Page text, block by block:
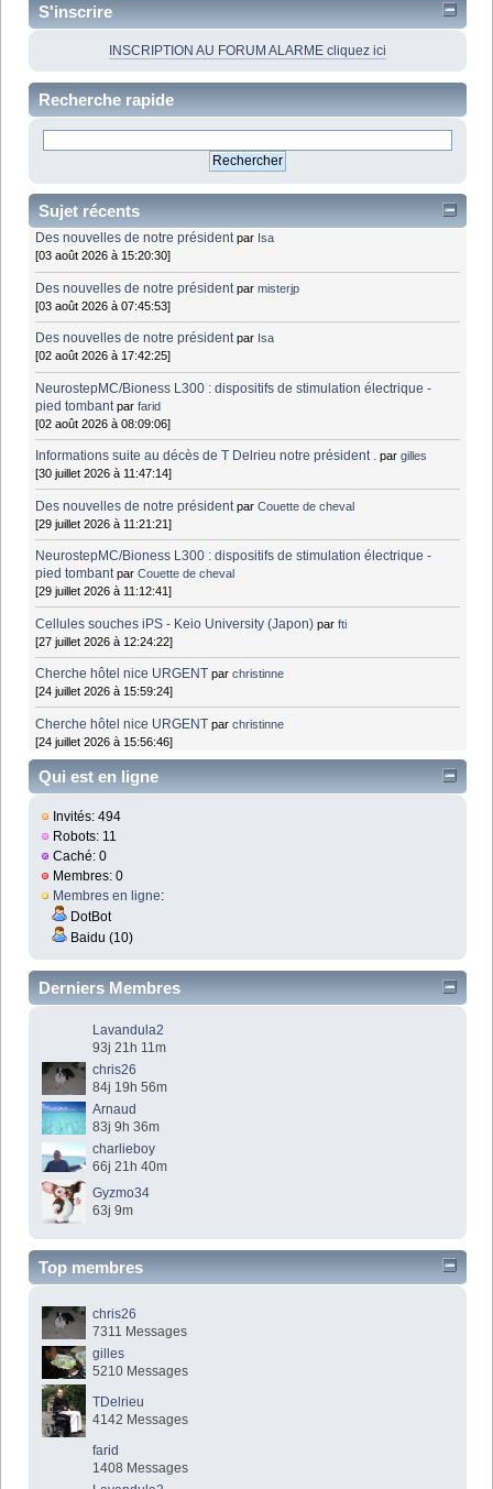
S'inscrire
INSCRIPTION AU FORUM ALARME cliquez ici
Recherche rapide
Sujet récents
Des nouvelles de notre président par Isa
[03 août 2026 à 15:20:30]
Des nouvelles de notre président parmisterjp
[03 août 2026 à 07:45:53]
Des nouvelles de notre président par Isa
[02 août 2026 à 17:42:25]
NeurostepMC/Bioness L300 : dispositifs de stimulation électrique -
pied tombant parfarid
[02 août 2026 à 08:09:06]
Informations suite au décès de T Delrieu notre président . pargilles
[30 juillet 2026 à 11:47:14]
Des nouvelles de notre président parCouette de cheval
[29 juillet 2026 à 11:21:21]
NeurostepMC/Bioness L300 : dispositifs de stimulation électrique -
pied tombant parCouette de cheval
[29 juillet 2026 à 11:12:41]
Cellules souches iPS - Keio University (Japon) parfti
[27 juillet 2026 à 12:24:22]
Cherche hôtel nice URGENT parchristinne
[24 juillet 2026 à 15:59:24]
Cherche hôtel nice URGENT parchristinne
[24 juillet 2026 à 15:56:46]
Qui est en ligne
Invités: 494
Robots: 11
Caché: 0
Membres: 0
Membres en ligne:
DotBot
Baidu (10)
Derniers Membres
Lavandula2
93j 21h 11m
chris26
84j 19h 56m
Arnaud
83j 9h 36m
charlieboy
66j 21h 40m
Gyzmo34
63j 9m
Top membres
chris26
7311 Messages
gilles
5210 Messages
TDelrieu
4142 Messages
farid
1408 Messages